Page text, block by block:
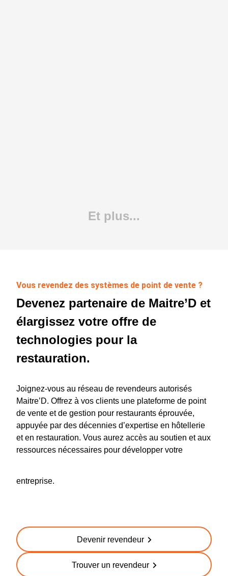
Et plus...
Vous revendez des systèmes de point de vente ?
Devenez partenaire de Maitre’D et
élargissez votre offre de
technologies pour la
restauration.
Joignez-vous au réseau de revendeurs autorisés
Maitre’D. Offrez à vos clients une plateforme de point
de vente et de gestion pour restaurants éprouvée,
appuyée par des décennies d’expertise en hôtellerie
et en restauration. Vous aurez accès au soutien et aux
ressources nécessaires pour développer votre
entreprise.
Devenir revendeur
Trouver un revendeur